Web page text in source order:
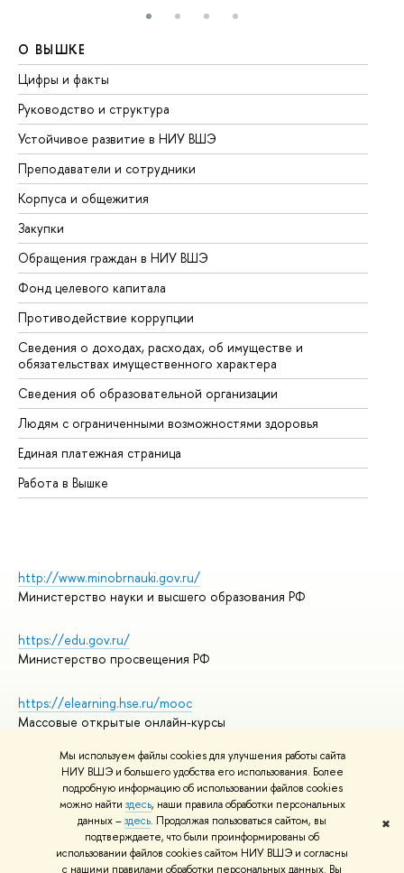
Мы используем файлы cookies для улучшения работы сайта
НИУ ВШЭ и большего удобства его использования. Более
подробную информацию об использовании файлов cookies
можно найти здесь, наши правила обработки персональных
данных –здесь. Продолжая пользоваться сайтом, вы
подтверждаете, что были проинформированы об
использовании файлов cookies сайтом НИУ ВШЭ и согласны
с нашими правилами обработки персональных данных. Вы
✖
О ВЫШКЕ
Цифры и факты
Руководство и структура
Устойчивое развитие в НИУ ВШЭ
Преподаватели и сотрудники
Корпуса и общежития
Закупки
Обращения граждан в НИУ ВШЭ
Фонд целевого капитала
Противодействие коррупции
Сведения о доходах, расходах, об имуществе и
обязательствах имущественного характера
Сведения об образовательной организации
Людям с ограниченными возможностями здоровья
Единая платежная страница
Работа в Вышке
http://www.minobrnauki.gov.ru/
Министерство науки и высшего образования РФ
https://edu.gov.ru/
Министерство просвещения РФ
https://elearning.hse.ru/mooc
Массовые открытые онлайн-курсы
© НИУ ВШЭ 1993–2026
Адреса и контакты
Условия использования материалов
Политика конфиденциальности
Правила применения рекомендательных технологий в НИУ ВШЭ